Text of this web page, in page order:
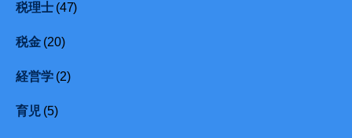
税理士(47)
税金(20)
経営学(2)
育児(5)